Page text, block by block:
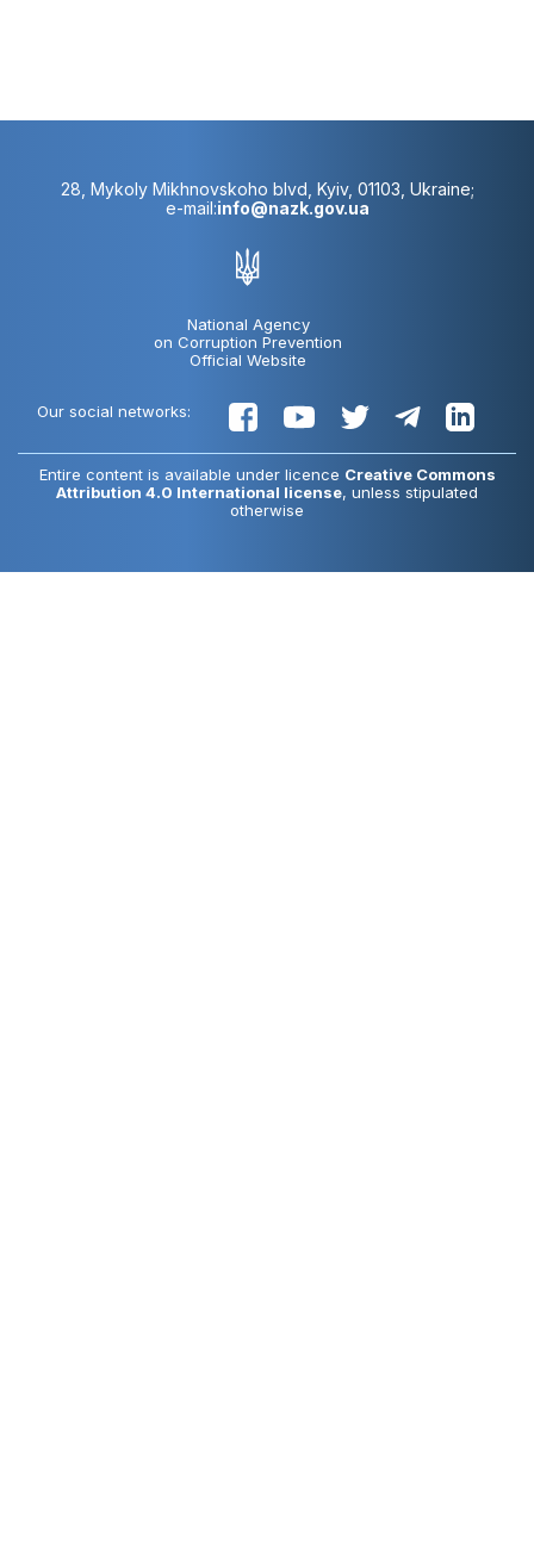
28, Mykoly Mikhnovskoho blvd, Kyiv, 01103, Ukraine;
e-mail:info@nazk.gov.ua
National Agency
on Corruption Prevention
Official Website
Our social networks:
Entire content is available under licence Creative Commons
Attribution 4.0 International license, unless stipulated
otherwise